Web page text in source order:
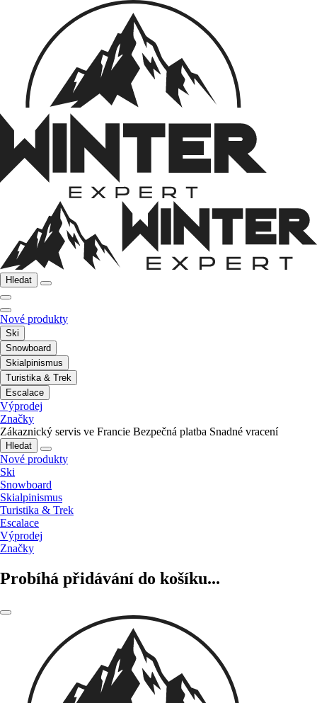
Hledat
Nové produkty
Ski
Snowboard
Skialpinismus
Turistika & Trek
Escalace
Výprodej
Značky
Zákaznický servis ve Francie Bezpečná platba Snadné vracení
Hledat
Nové produkty
Ski
Snowboard
Skialpinismus
Turistika & Trek
Escalace
Výprodej
Značky
Probíhá přidávání do košíku...